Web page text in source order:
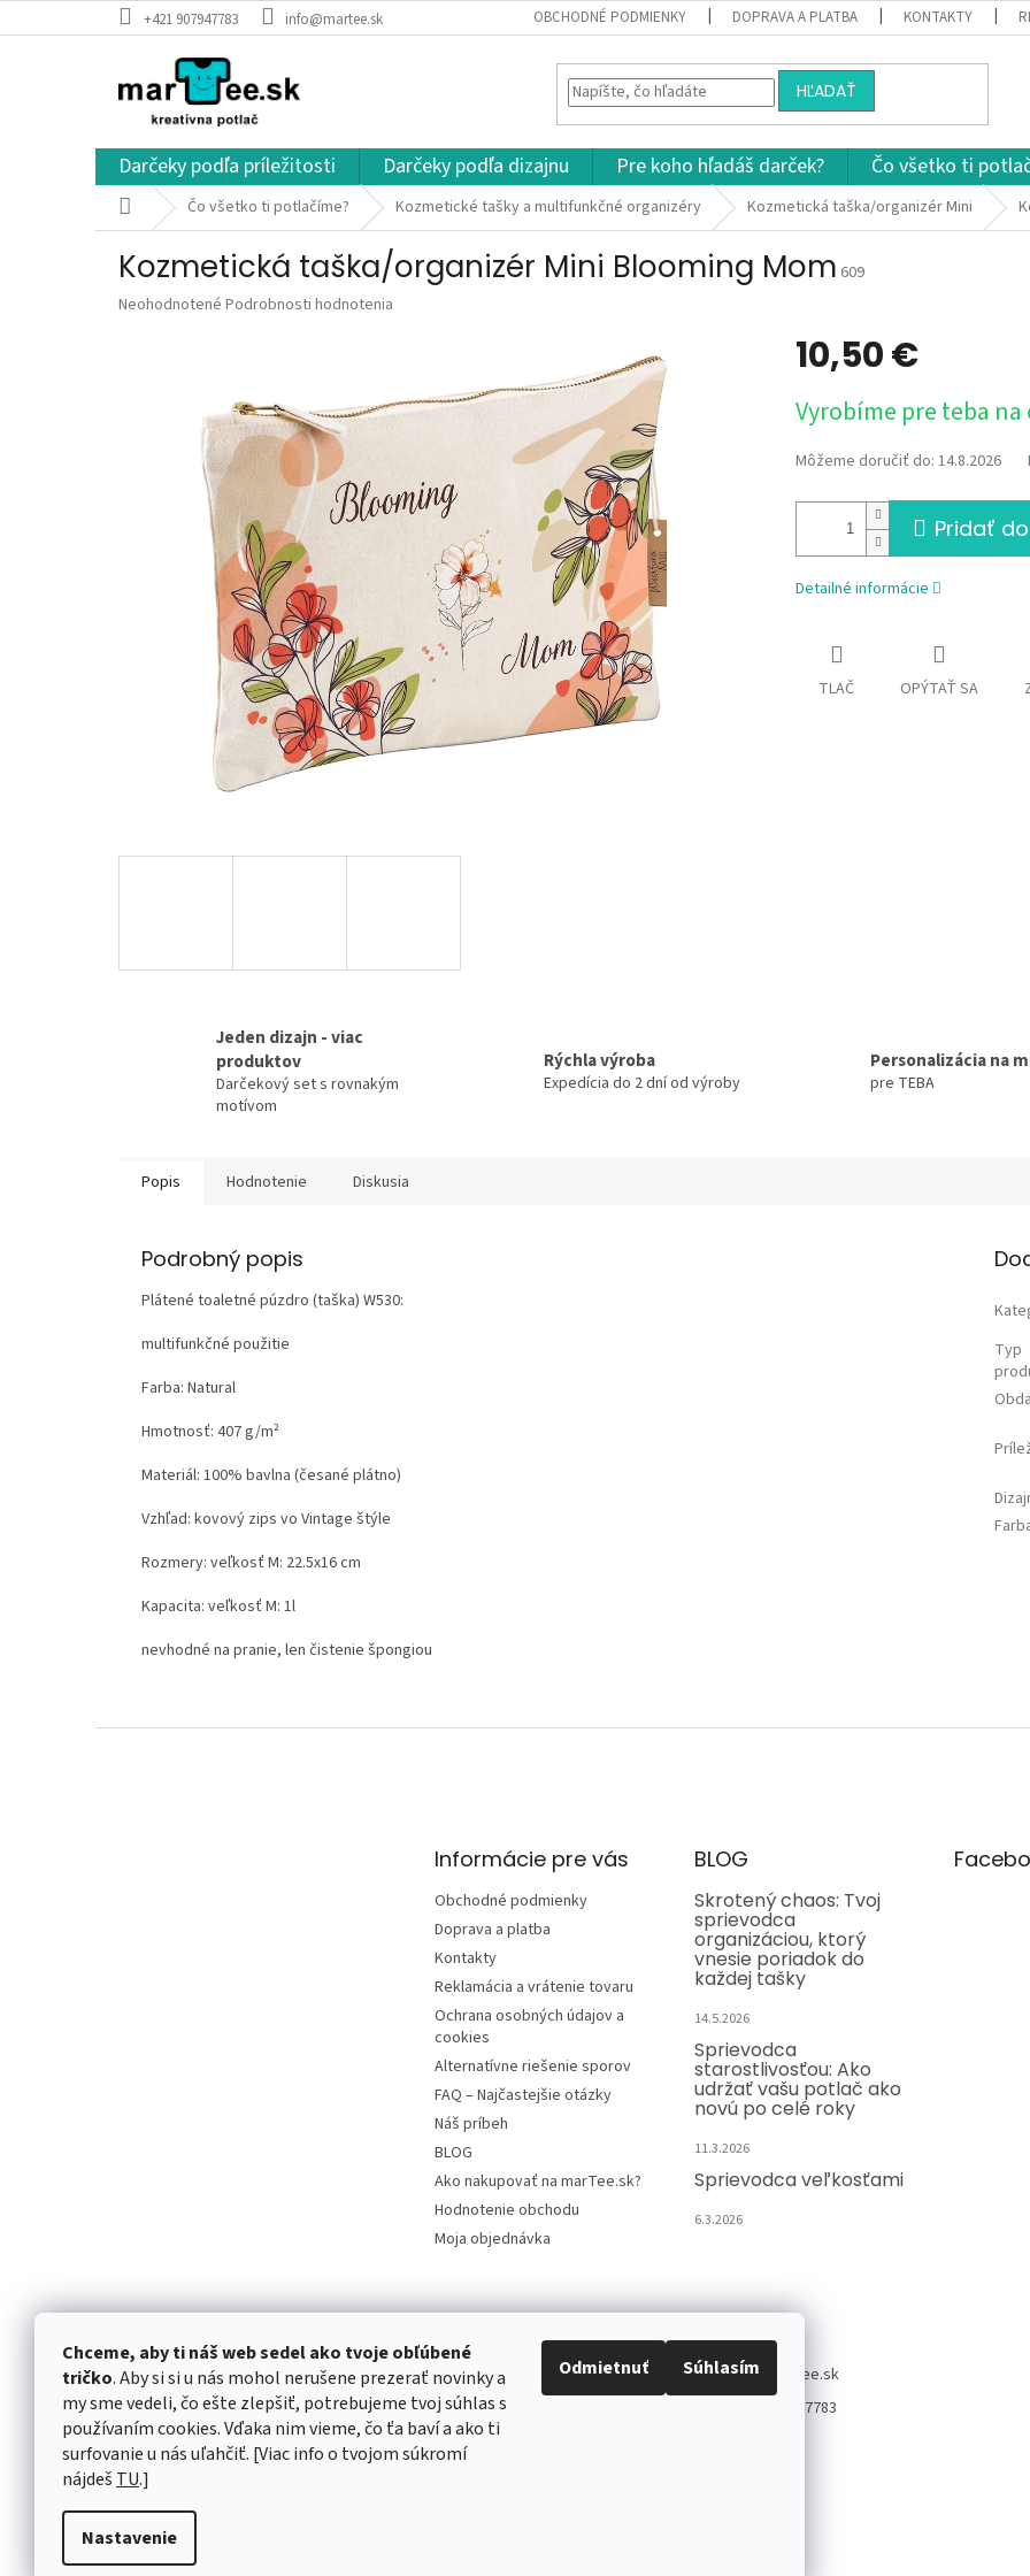
Chceme, aby ti náš web sedel ako tvoje obľúbené
tričko. Aby si si u nás mohol nerušene prezerať novinky a
my sme vedeli, čo ešte zlepšiť, potrebujeme tvoj súhlas s
používaním cookies. Vďaka nim vieme, čo ťa baví a ako ti
surfovanie u nás uľahčiť. [Viac info o tvojom súkromí
nájdeš TU.]
Nastavenie
Odmietnuť Súhlasím
na
+421 907947783 info@martee.sk OBCHODNÉ PODMIENKY DOPRAVA A PLATBA KONTAKTY
HĽADAŤ
Darčeky podľa príležitosti Darčeky podľa dizajnu Pre koho hľadáš darček? Čo všetko ti
Domov Čo všetko ti potlačíme? Kozmetické tašky a multifunkčné organizéry Kozmetická taška/organizér Mini
Kozmetická taška/organizér Mini Blooming Mom 609
Priemerné
Neohodnotené Podrobnosti hodnotenia
10,50 €
cena:
Vyrobíme pre teba
Môžeme doručiť do: 14.8.2026
Pridať
Detailné informácie
TLAČ OPÝTAŤ SA
Jeden dizajn - viac
produktov
Darčekový set s rovnakým
motívom
Rýchla výroba
Expedícia do 2 dní od výroby
Personalizácia na
pre TEBA
Popis Hodnotenie Diskusia
Podrobný popis
Plátené toaletné púzdro (taška) W530:
multifunkčné použitie
Farba: Natural
Hmotnosť: 407 g/m²
Materiál: 100% bavlna (česané plátno)
Vzhľad: kovový zips vo Vintage štýle
Rozmery: veľkosť M: 22.5x16 cm
Kapacita: veľkosť M: 1l
nevhodné na pranie, len čistenie špongiou
Typ
Informácie pre vás
Obchodné podmienky
Doprava a platba
Kontakty
Reklamácia a vrátenie tovaru
Ochrana osobných údajov a
cookies
Alternatívne riešenie sporov
FAQ – Najčastejšie otázky
Náš príbeh
BLOG
Ako nakupovať na marTee.sk?
Hodnotenie obchodu
Moja objednávka
BLOG
Skrotený chaos: Tvoj
sprievodca
organizáciou, ktorý
vnesie poriadok do
každej tašky
14.5.2026
Sprievodca
starostlivosťou: Ako
udržať vašu potlač ako
novú po celé roky
11.3.2026
Sprievodca veľkosťami
6.3.2026
info@
martee.sk
+421 907947783